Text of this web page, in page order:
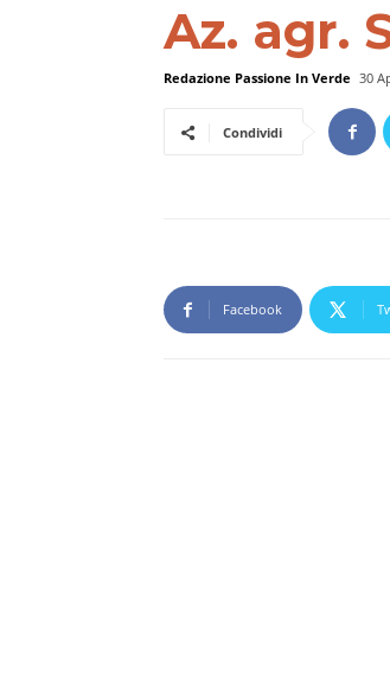
Az. agr.
Redazione Passione In Verde 30
Condividi
Facebook